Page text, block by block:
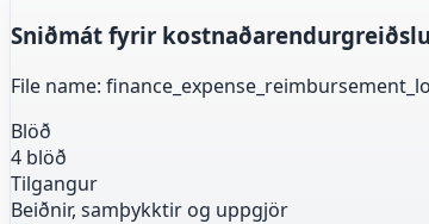
Sniðmát fyrir
File name:
Blöð
4 blöð
Tilgangur
Beiðnir, samþykktir og uppgjör